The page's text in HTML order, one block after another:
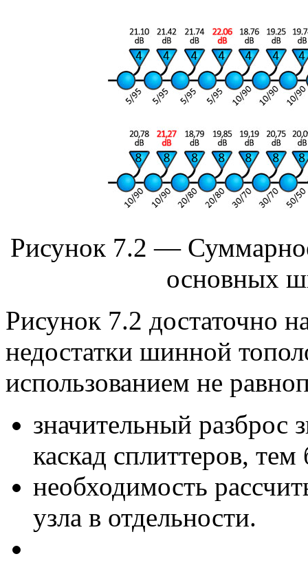
Рисунок 7.2 — Суммарное
основных
Рисунок 7.2 достаточно
недостатки шинной
использованием не
значительный разброс
каскад сплиттеров,
необходимость
узла в отдельности.